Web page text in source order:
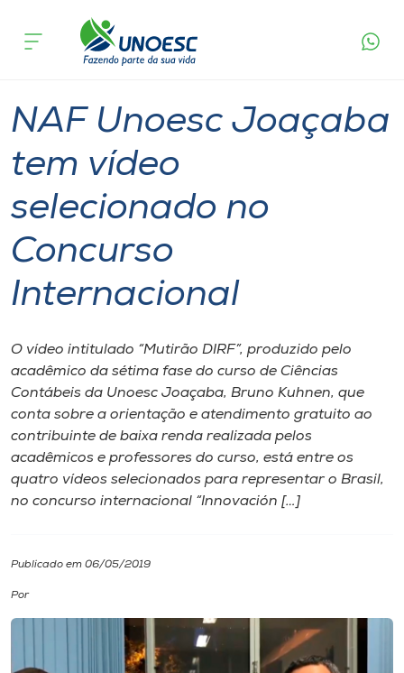
Cursos
Pesquisa
Atendimento ao Estudante
Portal de Ensino
Internacionalização
I.nova
Diplomados
acontece
NAF Unoesc Joaçaba
tem vídeo
selecionado no
Concurso
Internacional
O vídeo intitulado “Mutirão DIRF”, produzido pelo
acadêmico da sétima fase do curso de Ciências
Contábeis da Unoesc Joaçaba, Bruno Kuhnen, que
conta sobre a orientação e atendimento gratuito ao
contribuinte de baixa renda realizada pelos
acadêmicos e professores do curso, está entre os
quatro vídeos selecionados para representar o Brasil,
no concurso internacional “Innovación […]
Publicado em 06/05/2019
Por